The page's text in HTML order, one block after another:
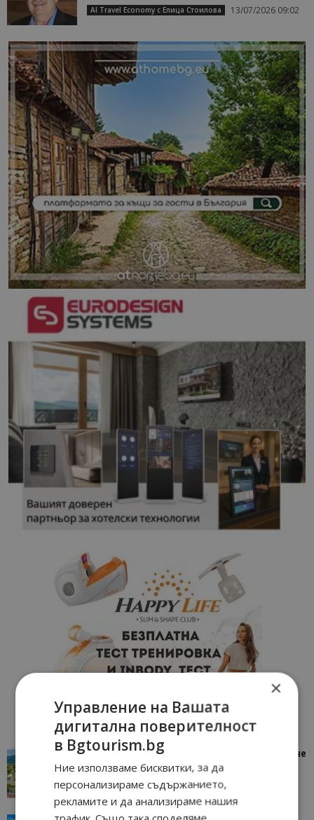
AI Travel Economy с Елица Стоилова 13/07/2026 09:02
“Пощенска картичка от…”: Петрич – Изживяване
отвъд очакваното
Петрич 11/07/2026 11:22
×
Управление на Вашата
дигитална поверителност
в Bgtourism.bg
Ние използваме бисквитки, за да
персонализираме съдържанието,
рекламите и да анализираме нашия